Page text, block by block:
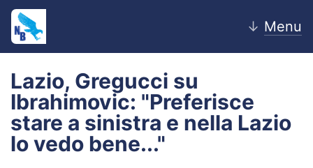
↓ Menu
Home
News
Lazio, Gregucci su
Ibrahimovic: "Preferisce
stare a sinistra e nella Lazio
lo vedo bene..."